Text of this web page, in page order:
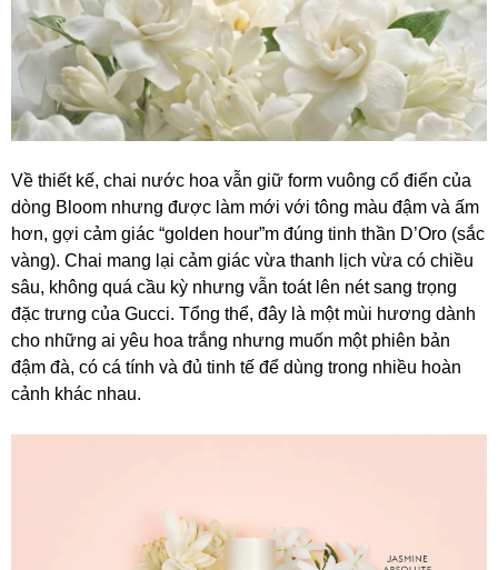
Về thiết kế, chai nước hoa vẫn giữ form vuông cổ điển của
dòng Bloom nhưng được làm mới với tông màu đậm và ấm
hơn, gợi cảm giác “golden hour”m đúng tinh thần D’Oro (sắc
vàng). Chai mang lại cảm giác vừa thanh lịch vừa có chiều
sâu, không quá cầu kỳ nhưng vẫn toát lên nét sang trọng
đặc trưng của Gucci. Tổng thể, đây là một mùi hương dành
cho những ai yêu hoa trắng nhưng muốn một phiên bản
đậm đà, có cá tính và đủ tinh tế để dùng trong nhiều hoàn
cảnh khác nhau.